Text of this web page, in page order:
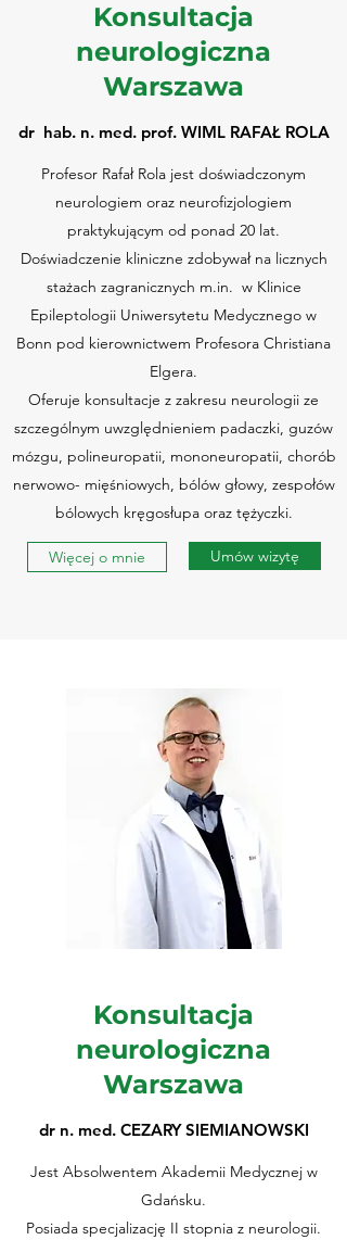
Konsultacja
neurologiczna
Warszawa
dr hab. n. med. prof. WIML RAFAŁ ROLA
Profesor Rafał Rola jest doświadczonym
neurologiem oraz neurofizjologiem
praktykującym od ponad 20 lat.
Doświadczenie kliniczne zdobywał na licznych
stażach zagranicznych m.in. w Klinice
Epileptologii Uniwersytetu Medycznego w
Bonn pod kierownictwem Profesora Christiana
Elgera.
Oferuje konsultacje z zakresu neurologii ze
szczególnym uwzględnieniem padaczki, guzów
mózgu, polineuropatii, mononeuropatii, chorób
nerwowo- mięśniowych, bólów głowy, zespołów
bólowych kręgosłupa oraz tężyczki.
Więcej o mnie Umów wizytę
Konsultacja
neurologiczna
Warszawa
dr n. med. CEZARY SIEMIANOWSKI
Jest Absolwentem Akademii Medycznej w
Gdańsku.
Posiada specjalizację II stopnia z neurologii.